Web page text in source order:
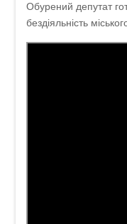
Обурений депутат
бездіяльність